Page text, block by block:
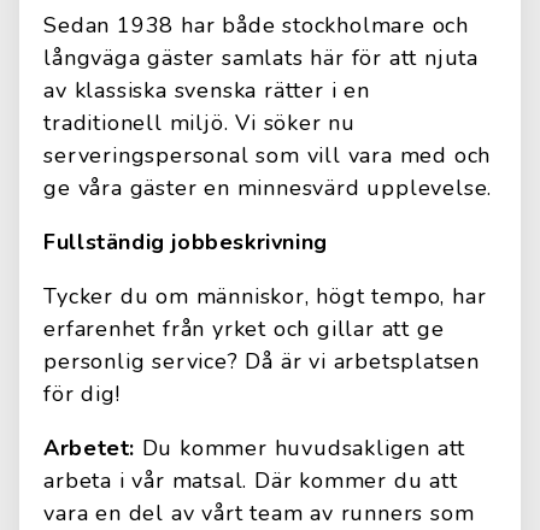
Sedan 1938 har både stockholmare och
långväga gäster samlats här för att njuta
av klassiska svenska rätter i en
traditionell miljö. Vi söker nu
serveringspersonal som vill vara med och
ge våra gäster en minnesvärd upplevelse.
Fullständig jobbeskrivning
Tycker du om människor, högt tempo, har
erfarenhet från yrket och gillar att ge
personlig service? Då är vi arbetsplatsen
för dig!
Arbetet: Du kommer huvudsakligen att
arbeta i vår matsal. Där kommer du att
vara en del av vårt team av runners som